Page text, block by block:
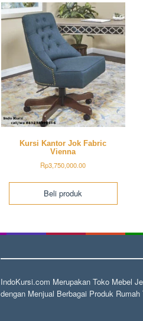
Kursi Kantor Jok Fabric
Vienna
Rp3,750,000.00
Beli produk
IndoKursi.com Merupakan Toko Mebel
dengan Menjual Berbagai Produk